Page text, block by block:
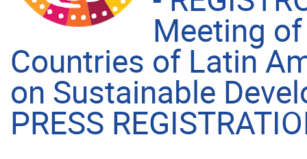
Meeting
Countries of Latin
on Sustainable
PRESS